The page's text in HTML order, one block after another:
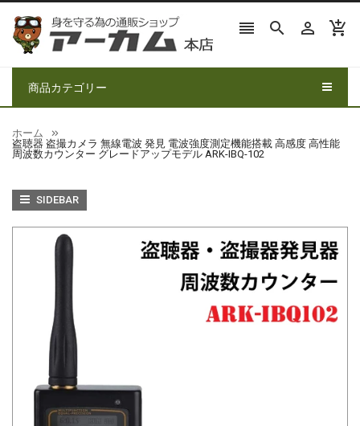
   
商品カテゴリー
ホーム
盗聴器 盗撮カメラ 無線電波 発見 電波強度測定機能搭載 高感度 高性能
周波数カウンター グレードアップモデル ARK-IBQ-102
SIDEBAR